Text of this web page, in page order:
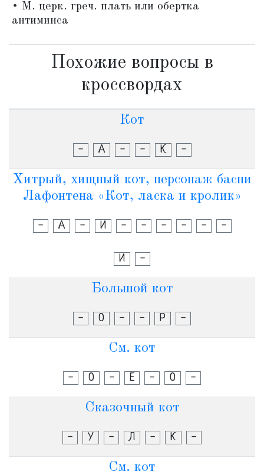
• М. церк. греч. плать или обертка
антиминса
Похожие вопросы в
кроссвордах
Кот
- А - - К -
Хитрый, хищный кот, персонаж басни
Лафонтена «Кот, ласка и кролик»
- А - И - - - - - -
И -
Большой кот
- О - - Р -
См. кот
- О - Е - О -
Сказочный кот
- У - Л - К -
См. кот